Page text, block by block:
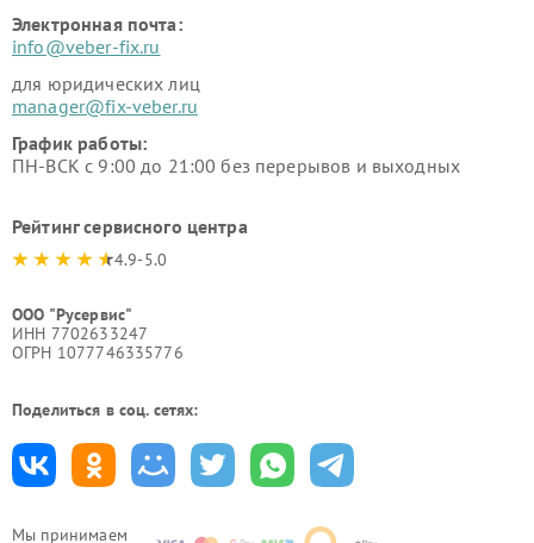
Мы принимаем
Электронная почта:
info@veber-fix.ru
для юридических лиц
manager@fix-veber.ru
График работы:
ПН-ВСК с 9:00 до 21:00 без перерывов и выходных
Рейтинг сервисного центра
4.9-5.0
ООО "Русервис"
ИНН 7702633247
ОГРН 1077746335776
Поделиться в соц. сетях: